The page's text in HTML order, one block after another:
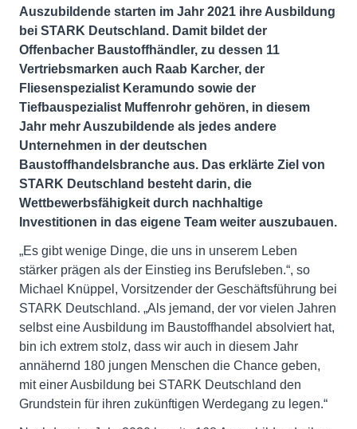
Auszubildende starten im Jahr 2021 ihre Ausbildung
bei STARK Deutschland. Damit bildet der
Offenbacher Baustoffhändler, zu dessen 11
Vertriebsmarken auch Raab Karcher, der
Fliesenspezialist Keramundo sowie der
Tiefbauspezialist Muffenrohr gehören, in diesem
Jahr mehr Auszubildende als jedes andere
Unternehmen in der deutschen
Baustoffhandelsbranche aus. Das erklärte Ziel von
STARK Deutschland besteht darin, die
Wettbewerbsfähigkeit durch nachhaltige
Investitionen in das eigene Team weiter auszubauen.
„Es gibt wenige Dinge, die uns in unserem Leben
stärker prägen als der Einstieg ins Berufsleben.“, so
Michael Knüppel, Vorsitzender der Geschäftsführung bei
STARK Deutschland. „Als jemand, der vor vielen Jahren
selbst eine Ausbildung im Baustoffhandel absolviert hat,
bin ich extrem stolz, dass wir auch in diesem Jahr
annähernd 180 jungen Menschen die Chance geben,
mit einer Ausbildung bei STARK Deutschland den
Grundstein für ihren zukünftigen Werdegang zu legen.“